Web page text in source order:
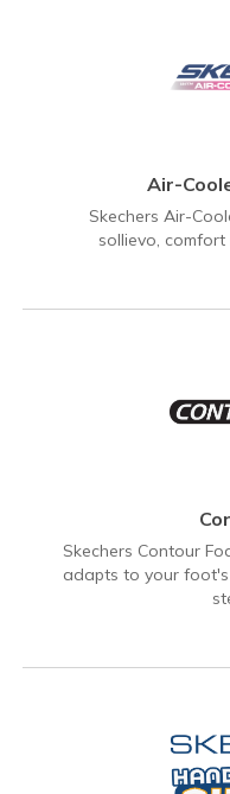
Air-
Skechers Air-
sollievo,
Skechers Contour
adapts to your